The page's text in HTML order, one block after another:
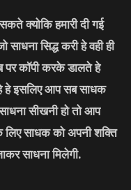
क्योकि हमारी दी गई
सिद्ध करी हे वही ही
पर कॉपी करके डालते हे
हे इसलिए आप सब साधक
सीखनी हो तो आप
साधक को अपनी शक्ति
साधना मिलेगी.